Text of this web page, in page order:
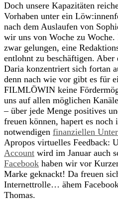
Doch unsere Kapazitäten
Vorhaben unter ein
nach dem Auslaufen von
wir uns von Woche zu
zwar gelungen, eine
entlohnt zu beschäftigen.
Daria konzentriert sich fortan
denn nach wie vor gibt es für
FILMLÖWIN keine
uns auf allen möglichen
– über jede Menge positives
freuen können, hapert es noch
notwendigen finanziellen
Apropos virtuelles Feedback:
Account wird im Januar auch
Facebook haben wir vor
Marke geknackt! Da freuen
Internettrolle… ähem
Thomas.